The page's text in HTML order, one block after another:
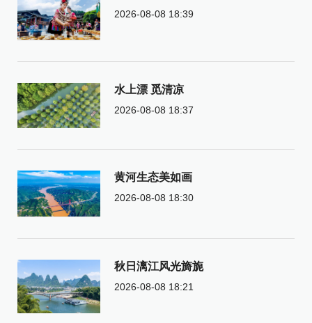
2026-08-08 18:39
水上漂 觅清凉
2026-08-08 18:37
黄河生态美如画
2026-08-08 18:30
秋日漓江风光旖旎
2026-08-08 18:21